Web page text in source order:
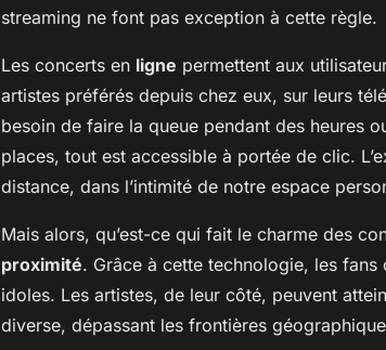
streaming ne font pas exception à cette règle.
Les concerts en ligne permettent aux
artistes préférés depuis chez eux, sur leurs
besoin de faire la queue pendant des heures
places, tout est accessible à portée de clic.
distance, dans l’intimité de notre espace
Mais alors, qu’est-ce qui fait le charme des
proximité. Grâce à cette technologie, les
idoles. Les artistes, de leur côté, peuvent
diverse, dépassant les frontières